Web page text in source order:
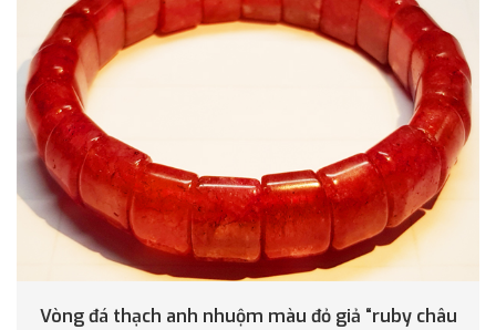
Vòng đá thạch anh nhuộm màu đỏ giả “ruby châu